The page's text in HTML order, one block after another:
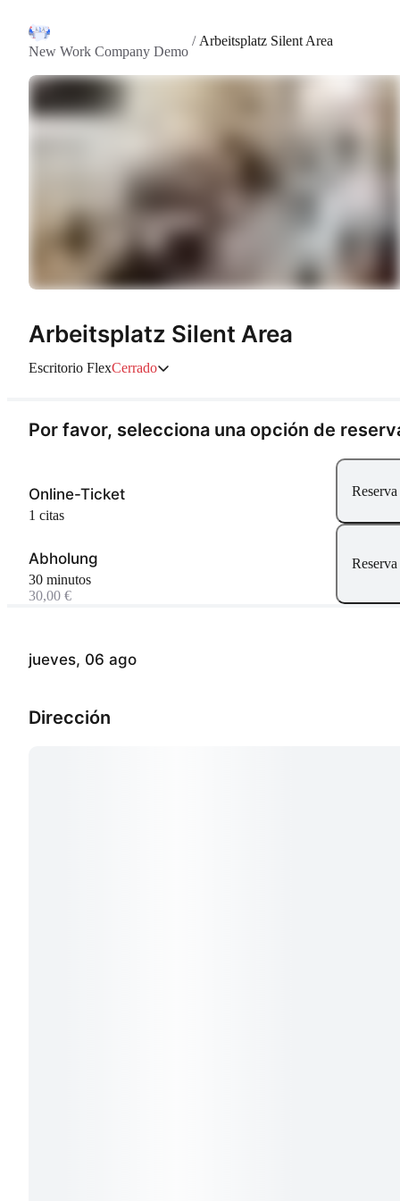
New Work Company Demo
/ Arbeitsplatz Silent Area
Arbeitsplatz Silent Area
Escritorio FlexCerrado
jueves, 06 ago
Dirección
Por favor, selecciona una opción de
Online-Ticket
1 citas
Abholung
30 minutos
30,00 €